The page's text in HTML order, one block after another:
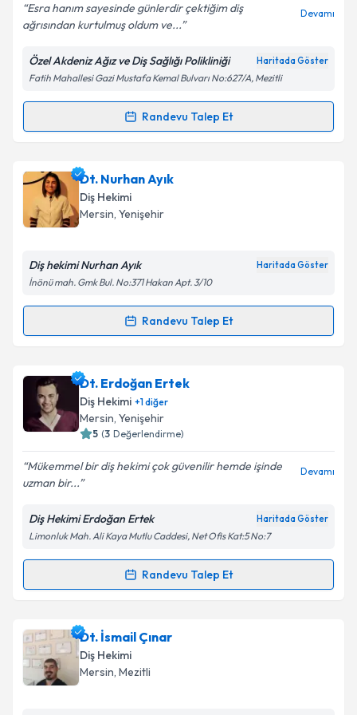
Kişisel verilerimin işlenmesine ilişkin
Aydınlatma
Metni'ni okudum ve kişisel verilerimin belirtilen
kapsamda işlenmesini kabul ediyorum.
Esra hanım sayesinde günlerdir çektiğim diş
ağrısından kurtulmuş oldum ve...
Devamı
Özel Akdeniz Ağız ve Diş Sağlığı Polikliniği Haritada Göster
Fatih Mahallesi Gazi Mustafa Kemal Bulvarı No:627/A, Mezitli
Randevu Talep Et
Randevu Takvimi Talebi
Dt. Esra BALiçin randevu takvimi talebi oluşturun.
Size bu uzmandan randevu almanız için bir takvim
hazırlandığında e-posta ile bilgilendireceğiz.
Kişisel verilerimin işlenmesine ilişkin
Metni'ni okudum ve kişisel verilerimin belirtilen
Takvim Talebini Gönder
Dt. Nurhan Ayık
Diş Hekimi
Mersin, Yenişehir
Diş hekimi Nurhan Ayık Haritada Göster
İnönü mah. Gmk Bul. No:371 Hakan Apt. 3/10
Randevu Talep Et
Randevu Takvimi Talebi
Dt. Nurhan Ayıkiçin randevu takvimi talebi oluşturun.
Size bu uzmandan randevu almanız için bir takvim
hazırlandığında e-posta ile bilgilendireceğiz.
Kişisel verilerimin işlenmesine ilişkin
Aydınlatma
Metni'ni okudum ve kişisel verilerimin belirtilen
kapsamda işlenmesini kabul ediyorum.
Dt. Erdoğan Ertek
Diş Hekimi +1diğer
Mersin, Yenişehir
5 (3 Değerlendirme)
Mükemmel bir diş hekimi çok güvenilir hemde işinde
uzman bir...
Devamı
Diş Hekimi Erdoğan Ertek Haritada Göster
Limonluk Mah. Ali Kaya Mutlu Caddesi, Net Ofis Kat:5 No:7
Randevu Talep Et
Randevu Takvimi Talebi
Dt. Erdoğan Ertekiçin randevu takvimi talebi
oluşturun. Size bu uzmandan randevu almanız için bir
takvim hazırlandığında e-posta ile bilgilendireceğiz.
Dt. İsmail Çınar
Diş Hekimi
Mersin, Mezitli